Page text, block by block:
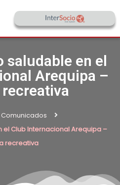
saludable en el
Arequipa –
Comunicados
Club Internacional Arequipa –
recreativa